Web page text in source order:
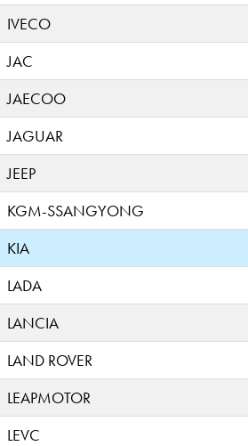
IVECO
JAC
JAECOO
JAGUAR
JEEP
KGM-SSANGYONG
KIA
LADA
LANCIA
LAND ROVER
LEAPMOTOR
LEVC